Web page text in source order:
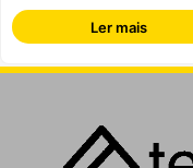
Ler mais